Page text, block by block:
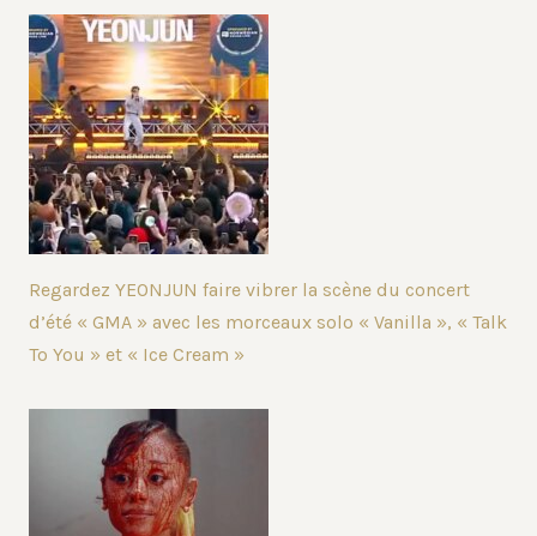
Regardez YEONJUN faire vibrer la scène du concert
d’été « GMA » avec les morceaux solo « Vanilla », « Talk
To You » et « Ice Cream »